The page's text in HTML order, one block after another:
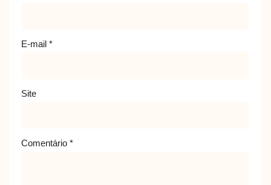
E-mail *
Site
Comentário *